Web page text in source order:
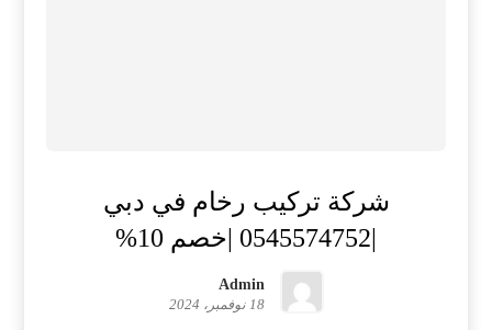
شركة تركيب رخام في دبي
|0545574752 |خصم 10%
Admin
18 نوفمبر، 2024